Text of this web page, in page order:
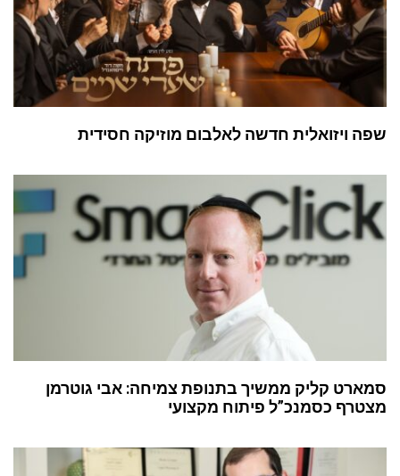
שפה ויזואלית חדשה לאלבום מוזיקה חסידית
סמארט קליק ממשיך בתנופת צמיחה: אבי גוטרמן
מצטרף כסמנכ”ל פיתוח מקצועי